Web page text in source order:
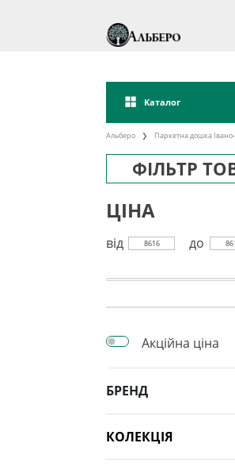
Каталог
Альберо Паркетна дошка
ФІЛЬТР
ЦІНА
від 8616 до
Акційна ціна
БРЕНД
КОЛЕКЦІЯ
Україна